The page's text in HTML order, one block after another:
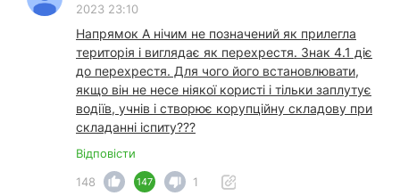
2023 23:10
Напрямок А нічим не позначений як прилегла
територія і виглядає як перехрестя. Знак 4.1 діє
до перехрестя. Для чого його встановлювати,
якщо він не несе ніякої користі і тільки заплутує
водіїв, учнів і створює корупційну складову при
складанні іспиту???
Відповісти
148
147 1